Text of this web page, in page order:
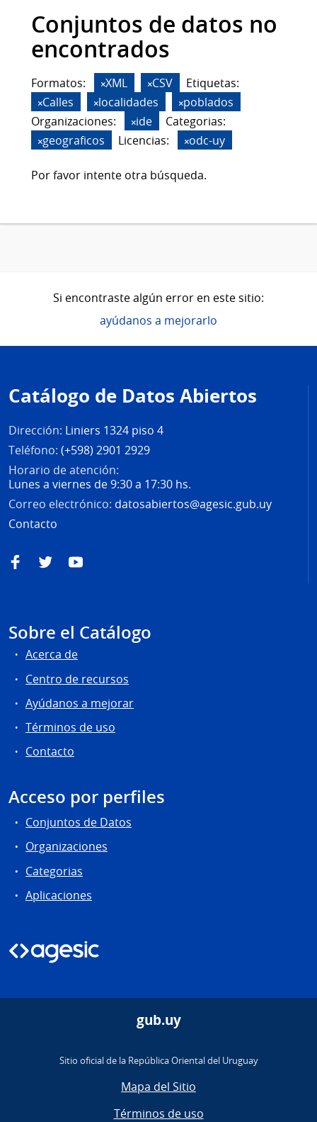
Conjuntos de datos no
encontrados
Formatos: XML CSV
Etiquetas:
Calles
localidades
poblados
Organizaciones:
ide
Categorias:
geograficos
Licencias: odc-uy
Por favor intente otra búsqueda.
Si encontraste algún error en este sitio:
ayúdanos a mejorarlo
de
página
Catálogo de Datos Abiertos
Dirección: Liniers 1324 piso 4
Teléfono: (+598) 2901 2929
Horario de atención:
Lunes a viernes de 9:30 a 17:30 hs.
Correo electrónico: datosabiertos@agesic.gub.uy
Contacto
FacebookTwitterYouTube
Sobre el Catálogo
Acerca de
Centro de recursos
Ayúdanos a mejorar
Términos de uso
Contacto
Acceso por perfiles
Conjuntos de Datos
Organizaciones
Categorias
Aplicaciones
gub.uy
Sitio oficial de la República Oriental del Uruguay
Mapa del Sitio
Términos de uso